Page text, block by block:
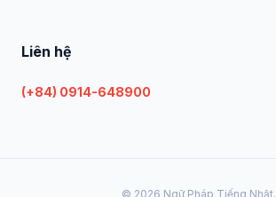
Liên hệ
(+84) 0914-648900
© 2026 Ngữ Pháp Tiếng Nhật.